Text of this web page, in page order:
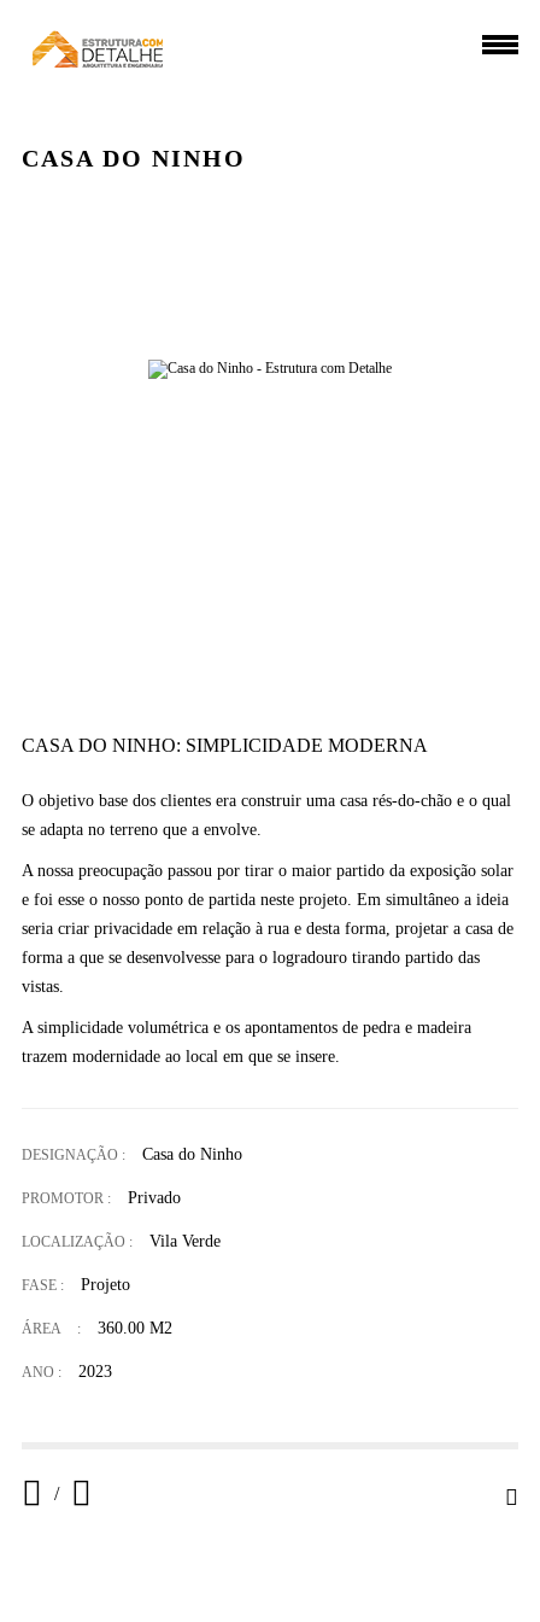
CASA DO NINHO
CASA DO NINHO: SIMPLICIDADE MODERNA
O objetivo base dos clientes era construir uma casa rés-do-chão e o qual
se adapta no terreno que a envolve.
A nossa preocupação passou por tirar o maior partido da exposição solar
e foi esse o nosso ponto de partida neste projeto. Em simultâneo a ideia
seria criar privacidade em relação à rua e desta forma, projetar a casa de
forma a que se desenvolvesse para o logradouro tirando partido das
vistas.
A simplicidade volumétrica e os apontamentos de pedra e madeira
trazem modernidade ao local em que se insere.
DESIGNAÇÃO : Casa do Ninho
PROMOTOR : Privado
LOCALIZAÇÃO : Vila Verde
FASE : Projeto
ÁREA : 360.00 M2
ANO : 2023
/